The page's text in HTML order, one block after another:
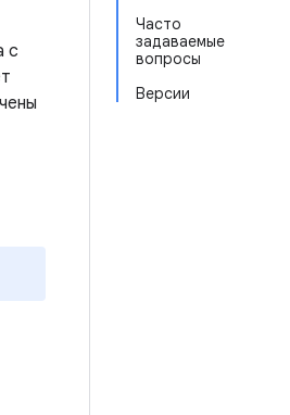
Часто
задаваемые
вопросы
Версии
с